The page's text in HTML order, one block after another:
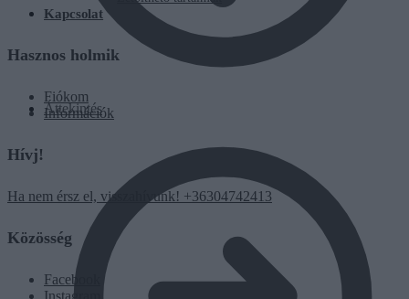
Áttekintés
Kapcsolat
Hasznos holmik
Fiókom
Információk
Hívj!
Ha nem érsz el, visszahívunk! +36304742413
Közösség
Facebook
Instagram